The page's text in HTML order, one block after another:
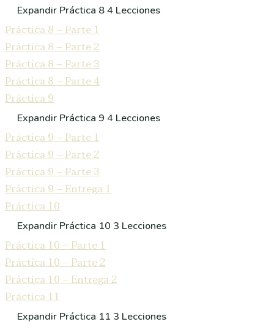
Expandir Práctica 84 Lecciones
Práctica 8 – Parte 1
Práctica 8 – Parte 2
Práctica 8 – Parte 3
Práctica 8 – Parte 4
Práctica 9
Expandir Práctica 9 4 Lecciones
Práctica 9 – Parte 1
Práctica 9 – Parte 2
Práctica 9 – Parte 3
Práctica 9 – Entrega 1
Práctica 10
Expandir Práctica 10 3 Lecciones
Práctica 10 – Parte 1
Práctica 10 – Parte 2
Práctica 10 – Entrega 2
Práctica 11
Expandir Práctica 11 3 Lecciones